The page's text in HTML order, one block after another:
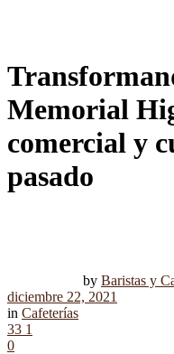
Memorial
comercial y
pasado
by Baristas y
diciembre 22, 2021
in Cafeterías
33 1
0